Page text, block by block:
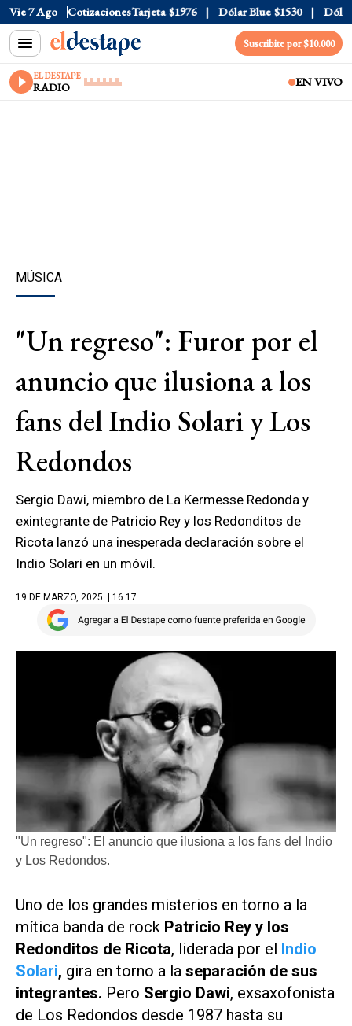
Vie 7 Ago Cotizaciones
$1520 Dólar Tarjeta $1976 Dólar Blue $1530 Dólar
Suscribite por $10.000
EL DESTAPE
RADIO EN VIVO
MÚSICA
"Un regreso": Furor por el
anuncio que ilusiona a los
fans del Indio Solari y Los
Redondos
Sergio Dawi, miembro de La Kermesse Redonda y
exintegrante de Patricio Rey y los Redonditos de
Ricota lanzó una inesperada declaración sobre el
Indio Solari en un móvil.
19 DE MARZO, 2025 | 16.17
"Un regreso": El anuncio que ilusiona a los fans del Indio
y Los Redondos.
Uno de los grandes misterios en torno a la
mítica banda de rock Patricio Rey y los
Redonditos de Ricota, liderada por el Indio
Solari, gira en torno a la separación de sus
integrantes. Pero Sergio Dawi, exsaxofonista
de Los Redondos desde 1987 hasta su